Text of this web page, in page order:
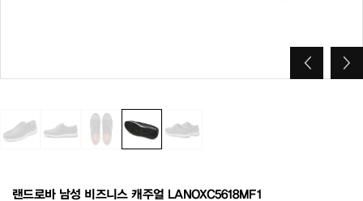
랜드로바 남성 비즈니스 캐주얼 LANOXC5618MF1